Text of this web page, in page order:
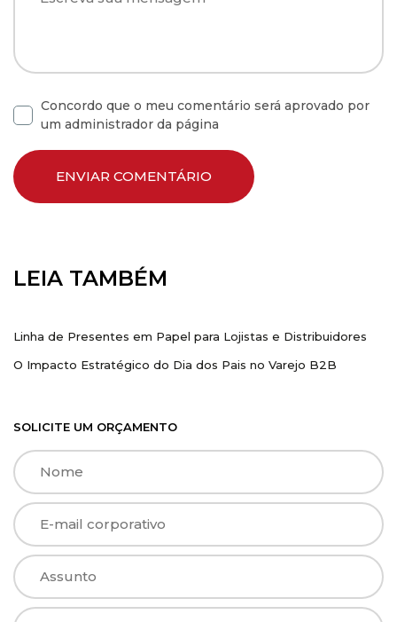
Concordo que o meu comentário será aprovado por
um administrador da página
LEIA TAMBÉM
Linha de presentes
Linha de Presentes em Papel para Lojistas e Distribuidores
O Impacto Estratégico do Dia dos Pais no Varejo B2B
SOLICITE UM ORÇAMENTO